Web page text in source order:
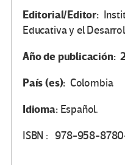
Editorial/Editor:
Educativa y el
Año de publicación:
País (es): Colombia
Idioma:Español.
ISBN : 978-958-